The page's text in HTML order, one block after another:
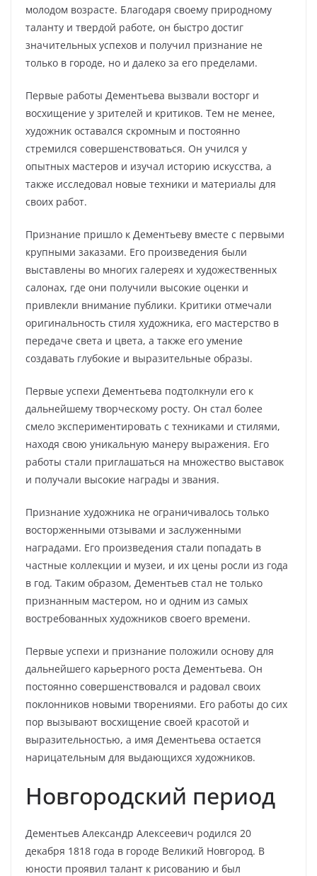
молодом возрасте. Благодаря своему природному
таланту и твердой работе, он быстро достиг
значительных успехов и получил признание не
только в городе, но и далеко за его пределами.
Первые работы Дементьева вызвали восторг и
восхищение у зрителей и критиков. Тем не менее,
художник оставался скромным и постоянно
стремился совершенствоваться. Он учился у
опытных мастеров и изучал историю искусства, а
также исследовал новые техники и материалы для
своих работ.
Признание пришло к Дементьеву вместе с первыми
крупными заказами. Его произведения были
выставлены во многих галереях и художественных
салонах, где они получили высокие оценки и
привлекли внимание публики. Критики отмечали
оригинальность стиля художника, его мастерство в
передаче света и цвета, а также его умение
создавать глубокие и выразительные образы.
Первые успехи Дементьева подтолкнули его к
дальнейшему творческому росту. Он стал более
смело экспериментировать с техниками и стилями,
находя свою уникальную манеру выражения. Его
работы стали приглашаться на множество выставок
и получали высокие награды и звания.
Признание художника не ограничивалось только
восторженными отзывами и заслуженными
наградами. Его произведения стали попадать в
частные коллекции и музеи, и их цены росли из года
в год. Таким образом, Дементьев стал не только
признанным мастером, но и одним из самых
востребованных художников своего времени.
Первые успехи и признание положили основу для
дальнейшего карьерного роста Дементьева. Он
постоянно совершенствовался и радовал своих
поклонников новыми творениями. Его работы до сих
пор вызывают восхищение своей красотой и
выразительностью, а имя Дементьева остается
нарицательным для выдающихся художников.
Новгородский период
Дементьев Александр Алексеевич родился 20
декабря 1818 года в городе Великий Новгород. В
юности проявил талант к рисованию и был